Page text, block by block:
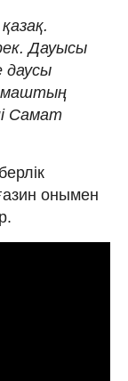
Дауысы
даусы
Самат
онымен